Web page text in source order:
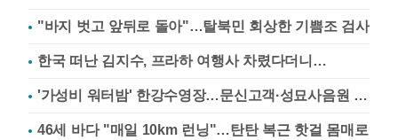
"바지 벗고 앞뒤로 돌아"…탈북민 회상한 기쁨조 검사
한국 떠난 김지수, 프라하 여행사 차렸다더니…
'가성비 워터밤' 한강수영장…문신고객·성묘사음원 민원
46세 바다 "매일 10km 런닝"…탄탄 복근 핫걸 몸매로